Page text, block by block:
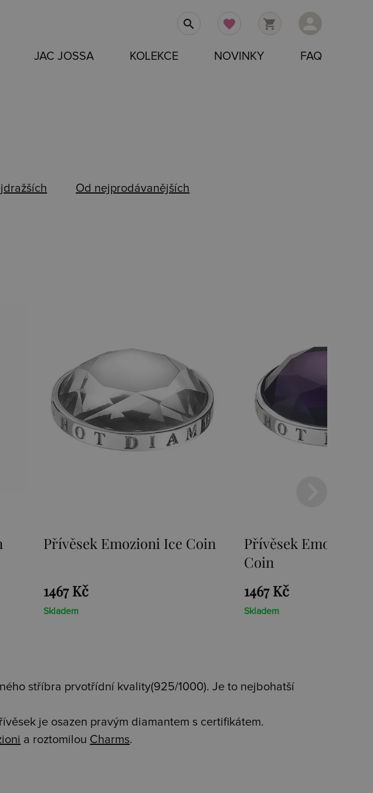
person
shopping_cart
favorite
search
JAC JOSSA KOLEKCE NOVINKY FAQ
Od nejprodávanějších
Přívěsek Emozioni Ice Coin
1467 Kč
Skladem
Přívěsek Emozioni
Coin
1467 Kč
Skladem
stříbra prvotřídní kvality(925/1000). Je to nejbohatší
je osazen pravým diamantem s certifikátem.
a roztomilou Charms.